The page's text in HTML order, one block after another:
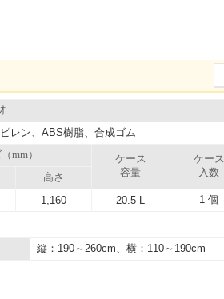
レン、ABS樹脂、合成ゴム
mm）
ケース
容量
ケース
入数
高さ
1,160 20.5 L 1 個
縦：190～260cm、横：110～190cm